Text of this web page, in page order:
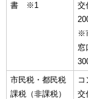
書 ※1
交
※
窓
市民税・都民税
課税（非課税）
コ
交